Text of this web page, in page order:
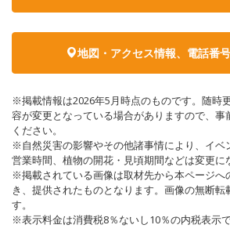
地図・アクセス情報、電話番
※掲載情報は2026年5月時点のものです。随時
容が変更となっている場合がありますので、事
ください。
※自然災害の影響やその他諸事情により、イベ
営業時間、植物の開花・見頃期間などは変更に
※掲載されている画像は取材先から本ページへ
き、提供されたものとなります。画像の無断転
す。
※表示料金は消費税8％ないし10％の内税表示で